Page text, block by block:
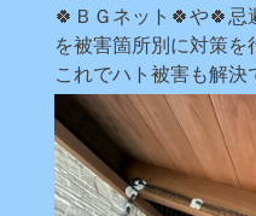
🍀ＢＧネット🍀や🍀忌
を被害箇所別に対策を
これでハト被害も解決